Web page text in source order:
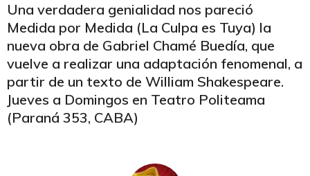
Una verdadera genialidad nos pareció
Medida por Medida (La Culpa es Tuya) la
nueva obra de Gabriel Chamé Buedía, que
vuelve a realizar una adaptación fenomenal, a
partir de un texto de William Shakespeare.
Jueves a Domingos en Teatro Politeama
(Paraná 353, CABA)